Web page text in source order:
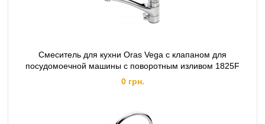
Смеситель для кухни Oras Vega с клапаном для
посудомоечной машины с поворотным изливом 1825F
0 грн.